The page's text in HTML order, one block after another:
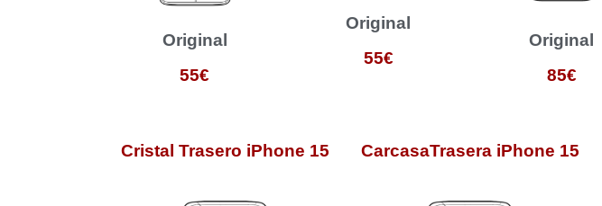
Original
55€
Original
55€
Original
85€
Cristal Trasero iPhone 15 CarcasaTrasera iPhone 15